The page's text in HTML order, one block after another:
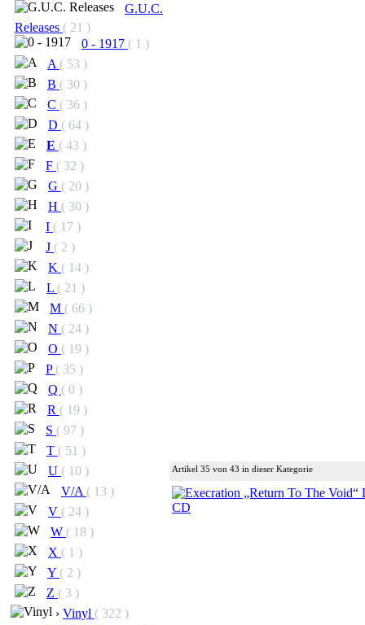
G.U.C.
Releases ( 21 )
0 - 1917 ( 1 )
A ( 53 )
B ( 30 )
C ( 36 )
D ( 64 )
E ( 43 )
F ( 32 )
G ( 20 )
H ( 30 )
I ( 17 )
J ( 2 )
K ( 14 )
L ( 21 )
M ( 66 )
N ( 24 )
O ( 19 )
P ( 35 )
Q ( 0 )
R ( 19 )
S ( 97 )
T ( 51 )
U ( 10 )
V/A ( 13 )
V ( 24 )
W ( 18 )
X ( 1 )
Y ( 2 )
Z ( 3 )
› Vinyl ( 322 )
Artikel 35 von 43 in dieser Kategorie